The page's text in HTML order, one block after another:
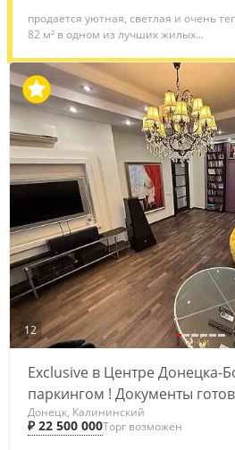
продается уютная, светлая и очень
82 м² в одном из лучших жилых...
12
Exclusive в Центре Донецка-
паркингом ! Документы
Донецк, Калининский
₽ 22 500 000Торг возможен